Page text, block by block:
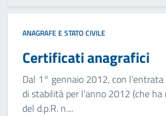
ANAGRAFE E STATO CIVILE
Certificati anagrafici
Dal 1° gennaio 2012, con
di stabilità per l’anno 2012 (che
del d.p.R. n....